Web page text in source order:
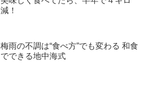
減！
梅雨の不調は“食べ方”でも変わる 和食
でできる地中海式